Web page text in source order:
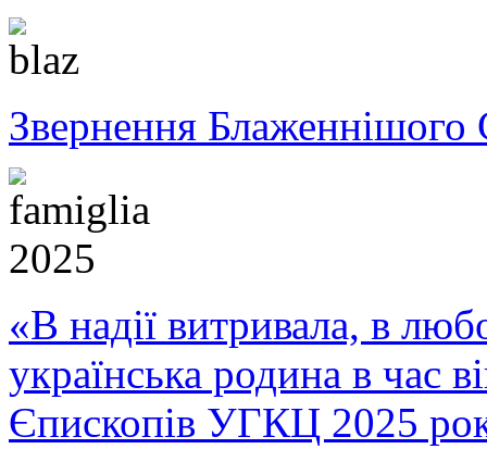
Звернення Блаженнішого
«В надії витривала, в
українська родина в час
Єпископів УГКЦ 2025